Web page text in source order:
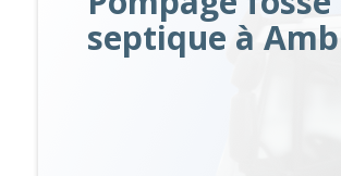
septique à